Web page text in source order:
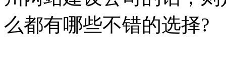
么都有哪些不错的选择?